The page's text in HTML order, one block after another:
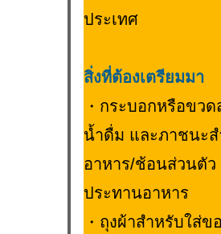
ประเทศ
สิ่งที่ต้องเตรียมมา
・กระบอกหรือขว
น้ำดื่ม และภาชนะส
อาหาร/ช้อนส่วนตัว
ประทานอาหาร
・ถุงผ้าสำหรับใส่